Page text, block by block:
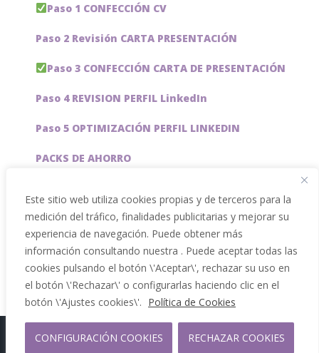
Este sitio web utiliza cookies propias y de terceros para la
medición del tráfico, finalidades publicitarias y mejorar su
experiencia de navegación. Puede obtener más
información consultando nuestra . Puede aceptar todas las
cookies pulsando el botón \'Aceptar\', rechazar su uso en
el botón \'Rechazar\' o configurarlas haciendo clic en el
botón \'Ajustes cookies\'. Política de Cookies
CONFIGURACIÓN COOKIES RECHAZAR COOKIES
Paso 1 CONFECCIÓN CV
Paso 2 Revisión CARTA PRESENTACIÓN
Paso 3 CONFECCIÓN CARTA DE PRESENTACIÓN
Paso 4 REVISION PERFIL LinkedIn
Paso 5 OPTIMIZACIÓN PERFIL LINKEDIN
PACKS DE AHORRO
Servicios especiales
Copyright 2012 - 2026 |